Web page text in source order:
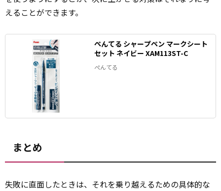
えることができます。
ぺんてる シャープペン マークシート
セット ネイビー XAM113ST-C
ぺんてる
まとめ
失敗に直面したときは、それを乗り越えるための具体的な